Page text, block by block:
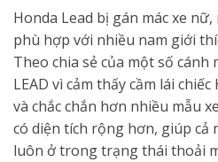
Honda Lead bị gán mác xe
phù hợp với nhiều nam giới
Theo chia sẻ của một số cánh
LEAD vì cảm thấy cầm lái
và chắc chắn hơn nhiều mẫu
có diện tích rộng hơn, giúp cả
luôn ở trong trạng thái thoải